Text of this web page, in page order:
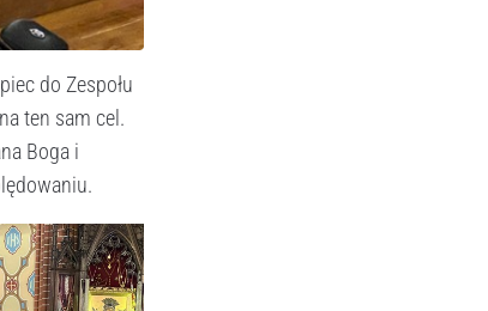
do Zespołu
ten sam cel.
Boga i